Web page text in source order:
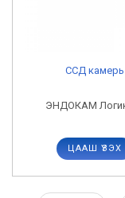
CCД камерь
ЭНДОКАМ
ЦААШ ҮЗЭХ